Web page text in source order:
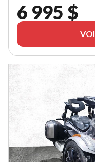
6 995 $